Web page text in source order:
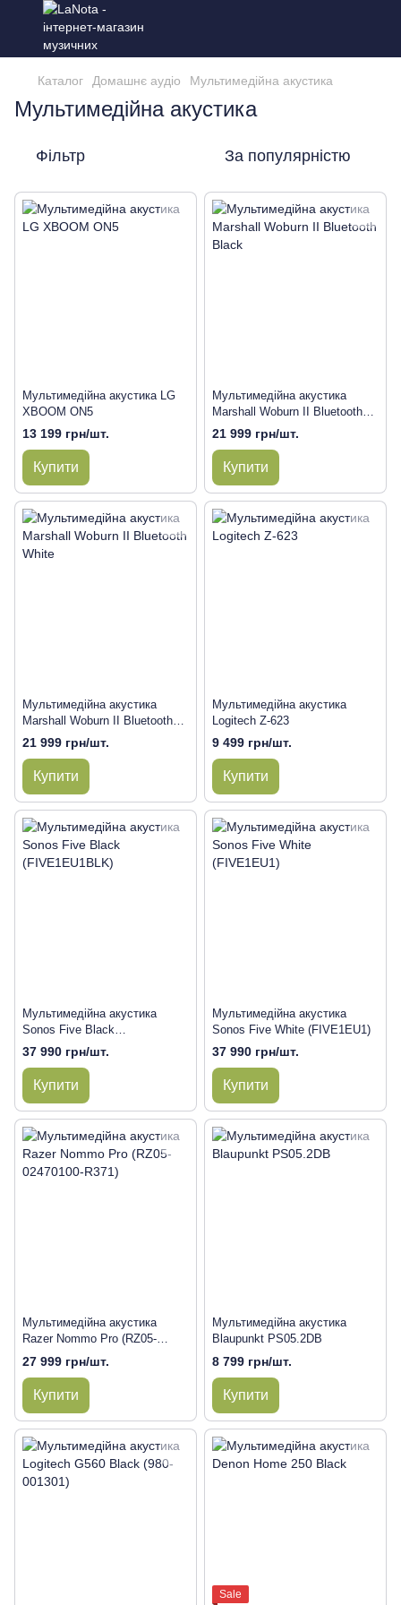
Каталог Домашнє аудіо Мультимедійна акустика
Мультимедійна акустика
Фільтр За популярністю
Мультимедійна акустика LG
XBOOM ON5
13 199 грн/шт.
Купити
Мультимедійна акустика
Marshall Woburn II Bluetooth
Black
21 999 грн/шт.
Купити
Мультимедійна акустика
Marshall Woburn II Bluetooth
White
21 999 грн/шт.
Купити
Мультимедійна акустика
Logitech Z-623
9 499 грн/шт.
Купити
Мультимедійна акустика
Sonos Five Black
(FIVE1EU1BLK)
37 990 грн/шт.
Купити
Мультимедійна акустика
Sonos Five White (FIVE1EU1)
37 990 грн/шт.
Купити
Мультимедійна акустика
Razer Nommo Pro (RZ05-
02470100-R371)
27 999 грн/шт.
Купити
Мультимедійна акустика
Blaupunkt PS05.2DB
8 799 грн/шт.
Купити
Sale